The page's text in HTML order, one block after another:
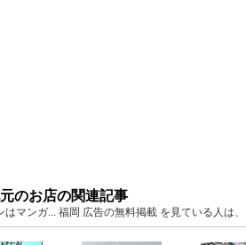
のお店の関連記事
マンガ... 福岡 広告の無料掲載 を見ている人は、